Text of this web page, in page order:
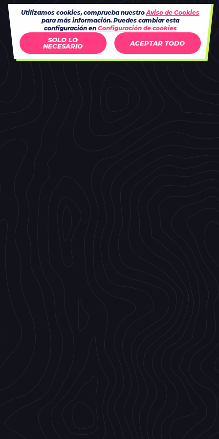
Utilizamos cookies, comprueba nuestroAviso de Cookies
para más información. Puedes cambiar esta
configuración en Configuración de cookies
SOLO LO
NECESARIO
ACEPTAR TODO